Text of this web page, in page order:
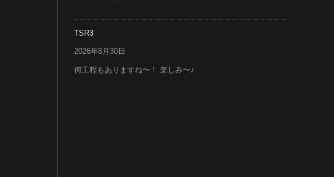
TSR3
2026年6月30日
何工程もありますね〜！ 楽しみ〜♪